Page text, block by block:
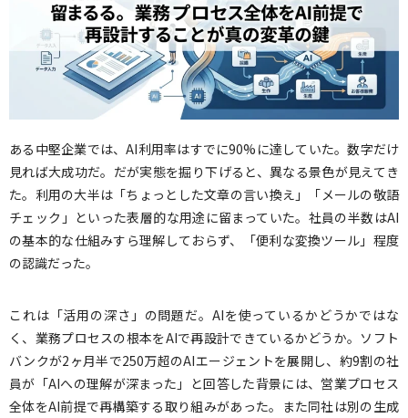
ある中堅企業では、AI利用率はすでに90%に達していた。数字だけ
見れば大成功だ。だが実態を掘り下げると、異なる景色が見えてき
た。利用の大半は「ちょっとした文章の言い換え」「メールの敬語
チェック」といった表層的な用途に留まっていた。社員の半数はAI
の基本的な仕組みすら理解しておらず、「便利な変換ツール」程度
の認識だった。
これは「活用の深さ」の問題だ。AIを使っているかどうかではな
く、業務プロセスの根本をAIで再設計できているかどうか。ソフト
バンクが2ヶ月半で250万超のAIエージェントを展開し、約9割の社
員が「AIへの理解が深まった」と回答した背景には、営業プロセス
全体をAI前提で再構築する取り組みがあった。また同社は別の生成